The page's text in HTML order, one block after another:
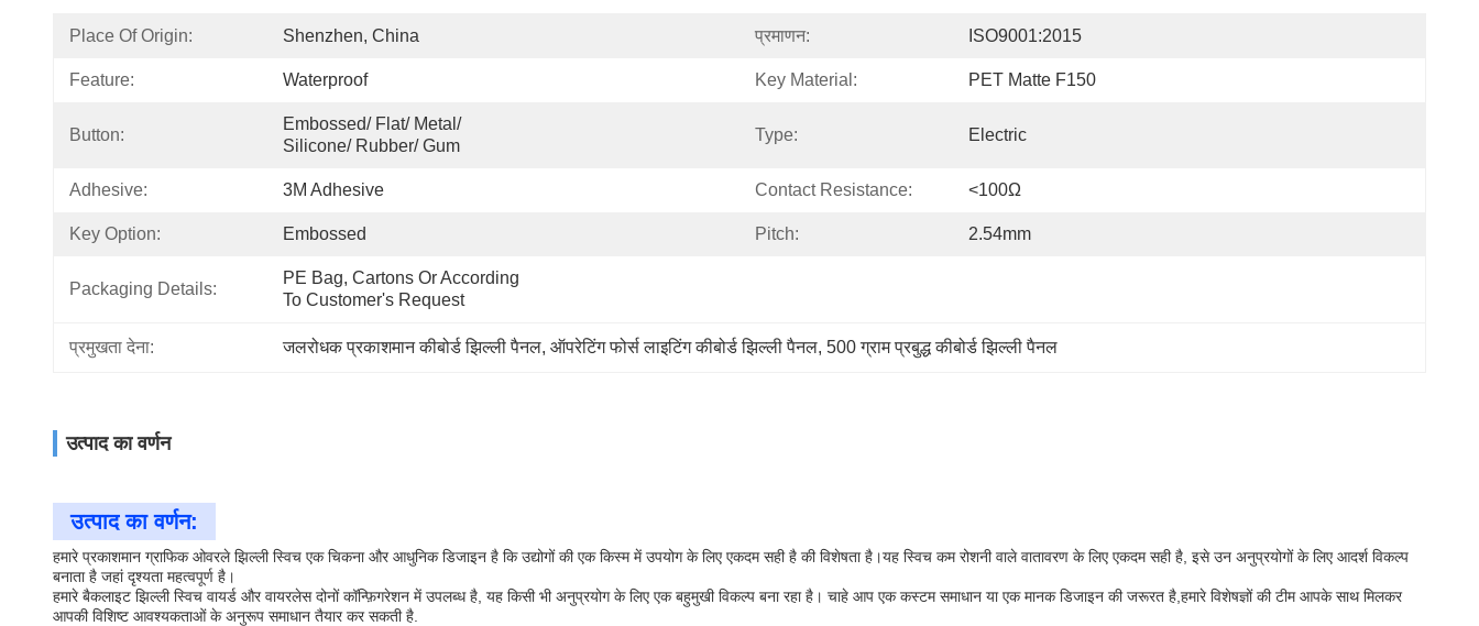
Place Of Origin: Shenzhen, China प्रमाणन: ISO9001:2015
Feature: Waterproof Key Material: PET Matte F150
Button:
Embossed/ Flat/ Metal/
Silicone/ Rubber/ Gum
Type: Electric
Adhesive: 3M Adhesive Contact Resistance: <100Ω
Key Option: Embossed Pitch: 2.54mm
Packaging Details:
PE Bag, Cartons Or According
To Customer's Request
प्रमुखता देना: जलरोधक प्रकाशमान कीबोर्ड झिल्ली पैनल, ऑपरेटिंग फोर्स लाइटिंग कीबोर्ड झिल्ली पैनल, 500 ग्राम प्रबुद्ध कीबोर्ड झिल्ली पैनल
उत्पाद का वर्णन
उत्पाद का वर्णन:
हमारे प्रकाशमान ग्राफिक ओवरले झिल्ली स्विच एक चिकना और आधुनिक डिजाइन है कि उद्योगों की एक किस्म में उपयोग के लिए एकदम सही है की विशेषता है।यह स्विच कम रोशनी वाले वातावरण के लिए एकदम सही है, इसे उन अनुप्रयोगों के लिए आदर्श विकल्प
बनाता है जहां दृश्यता महत्वपूर्ण है।
हमारे बैकलाइट झिल्ली स्विच वायर्ड और वायरलेस दोनों कॉन्फ़िगरेशन में उपलब्ध है, यह किसी भी अनुप्रयोग के लिए एक बहुमुखी विकल्प बना रहा है। चाहे आप एक कस्टम समाधान या एक मानक डिजाइन की जरूरत है,हमारे विशेषज्ञों की टीम आपके साथ मिलकर
आपकी विशिष्ट आवश्यकताओं के अनुरूप समाधान तैयार कर सकती है.